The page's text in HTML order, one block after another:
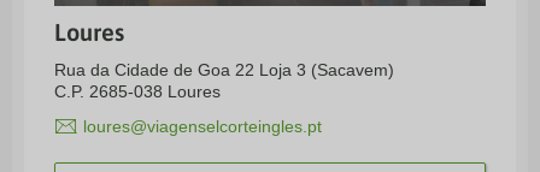
Loures
Rua da Cidade de Goa 22 Loja 3 (Sacavem)
C.P. 2685-038 Loures
loures@viagenselcorteingles.pt